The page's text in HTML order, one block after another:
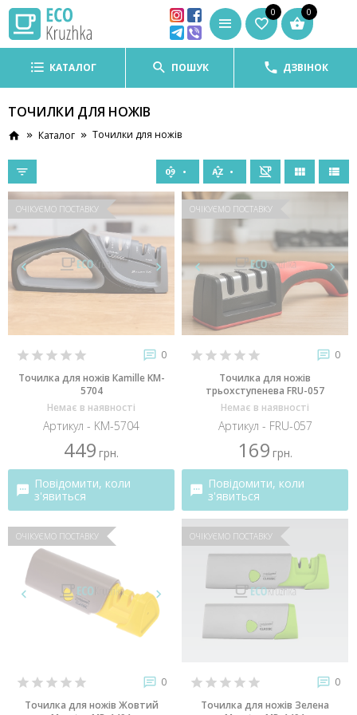
0 0
КАТАЛОГ ПОШУК ДЗВІНОК
ТОЧИЛКИ ДЛЯ НОЖІВ
Каталог Точилки для ножів
ОЧІКУЄМО ПОСТАВКУ
0
Точилка для ножів Каmille KM-
5704
Немає в наявності
Артикул - KM-5704
449 грн.
Повідомити, коли
з'явиться
ОЧІКУЄМО ПОСТАВКУ
0
Точилка для ножів
трьохступенева FRU-057
Немає в наявності
Артикул - FRU-057
169 грн.
Повідомити, коли
з'явиться
ОЧІКУЄМО ПОСТАВКУ
0
Точилка для ножів Жовтий
ОЧІКУЄМО ПОСТАВКУ
0
Точилка для ножів Зелена